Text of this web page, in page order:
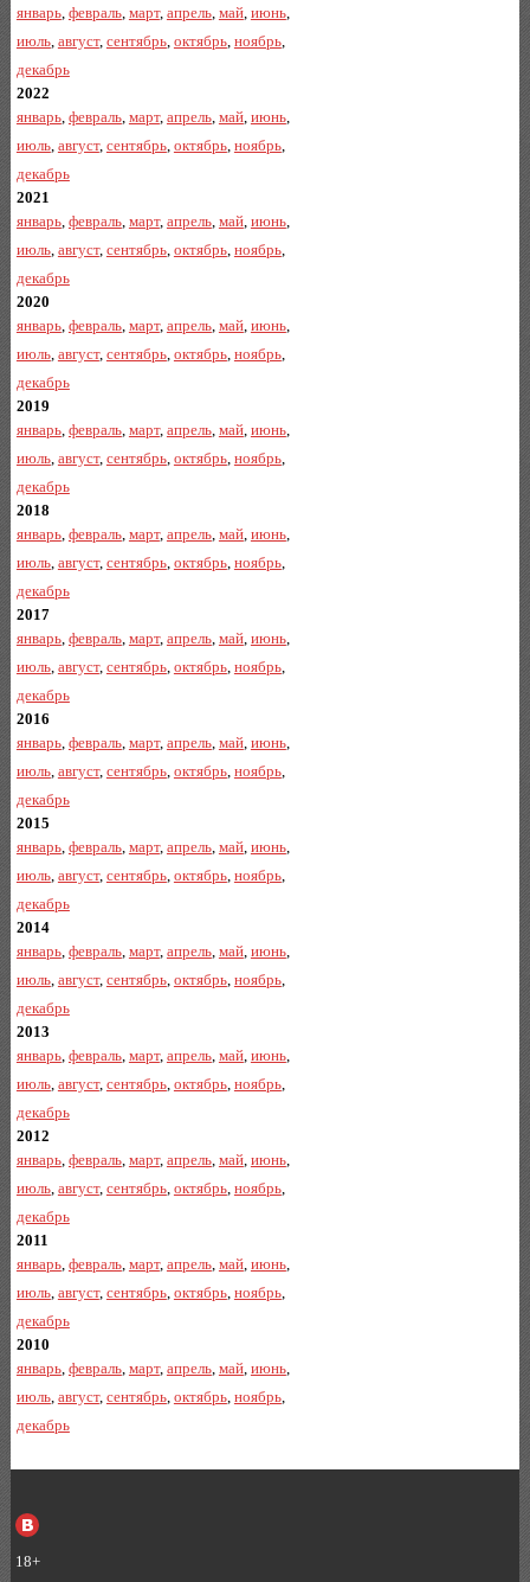
январь, февраль, март, апрель, май, июнь,
июль, август, сентябрь, октябрь, ноябрь,
декабрь
2022
январь, февраль, март, апрель, май, июнь,
июль, август, сентябрь, октябрь, ноябрь,
декабрь
2021
январь, февраль, март, апрель, май, июнь,
июль, август, сентябрь, октябрь, ноябрь,
декабрь
2020
январь, февраль, март, апрель, май, июнь,
июль, август, сентябрь, октябрь, ноябрь,
декабрь
2019
январь, февраль, март, апрель, май, июнь,
июль, август, сентябрь, октябрь, ноябрь,
декабрь
2018
январь, февраль, март, апрель, май, июнь,
июль, август, сентябрь, октябрь, ноябрь,
декабрь
2017
январь, февраль, март, апрель, май, июнь,
июль, август, сентябрь, октябрь, ноябрь,
декабрь
2016
январь, февраль, март, апрель, май, июнь,
июль, август, сентябрь, октябрь, ноябрь,
декабрь
2015
январь, февраль, март, апрель, май, июнь,
июль, август, сентябрь, октябрь, ноябрь,
декабрь
2014
январь, февраль, март, апрель, май, июнь,
июль, август, сентябрь, октябрь, ноябрь,
декабрь
2013
январь, февраль, март, апрель, май, июнь,
июль, август, сентябрь, октябрь, ноябрь,
декабрь
2012
январь, февраль, март, апрель, май, июнь,
июль, август, сентябрь, октябрь, ноябрь,
декабрь
2011
январь, февраль, март, апрель, май, июнь,
июль, август, сентябрь, октябрь, ноябрь,
декабрь
2010
январь, февраль, март, апрель, май, июнь,
июль, август, сентябрь, октябрь, ноябрь,
декабрь
18+